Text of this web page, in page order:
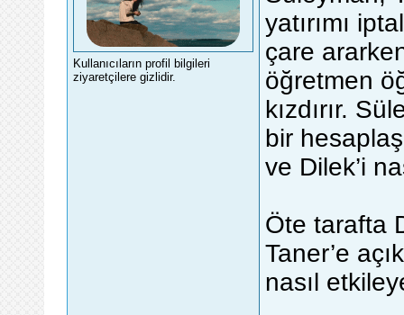
Kullanıcıların profil bilgileri
ziyaretçilere gizlidir.
yatırımı
çare
öğretmen
kızdırır.
bir
ve Dilek’i
Öte tarafta
Taner’e
nasıl